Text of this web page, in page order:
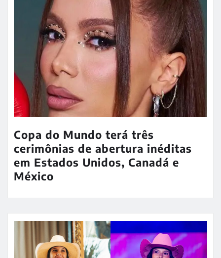
Copa do Mundo terá três
cerimônias de abertura inéditas
em Estados Unidos, Canadá e
México